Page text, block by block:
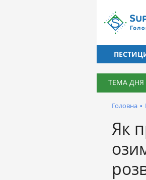
ТЕМА ДНЯ
Головна •
Як